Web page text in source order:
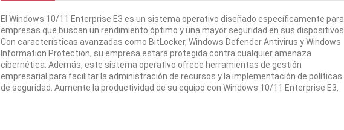
El Windows 10/11 Enterprise E3 es un sistema operativo diseñado específicamente para
empresas que buscan un rendimiento óptimo y una mayor seguridad en sus dispositivos.
Con características avanzadas como BitLocker, Windows Defender Antivirus y Windows
Information Protection, su empresa estará protegida contra cualquier amenaza
cibernética. Además, este sistema operativo ofrece herramientas de gestión
empresarial para facilitar la administración de recursos y la implementación de políticas
de seguridad. Aumente la productividad de su equipo con Windows 10/11 Enterprise E3.